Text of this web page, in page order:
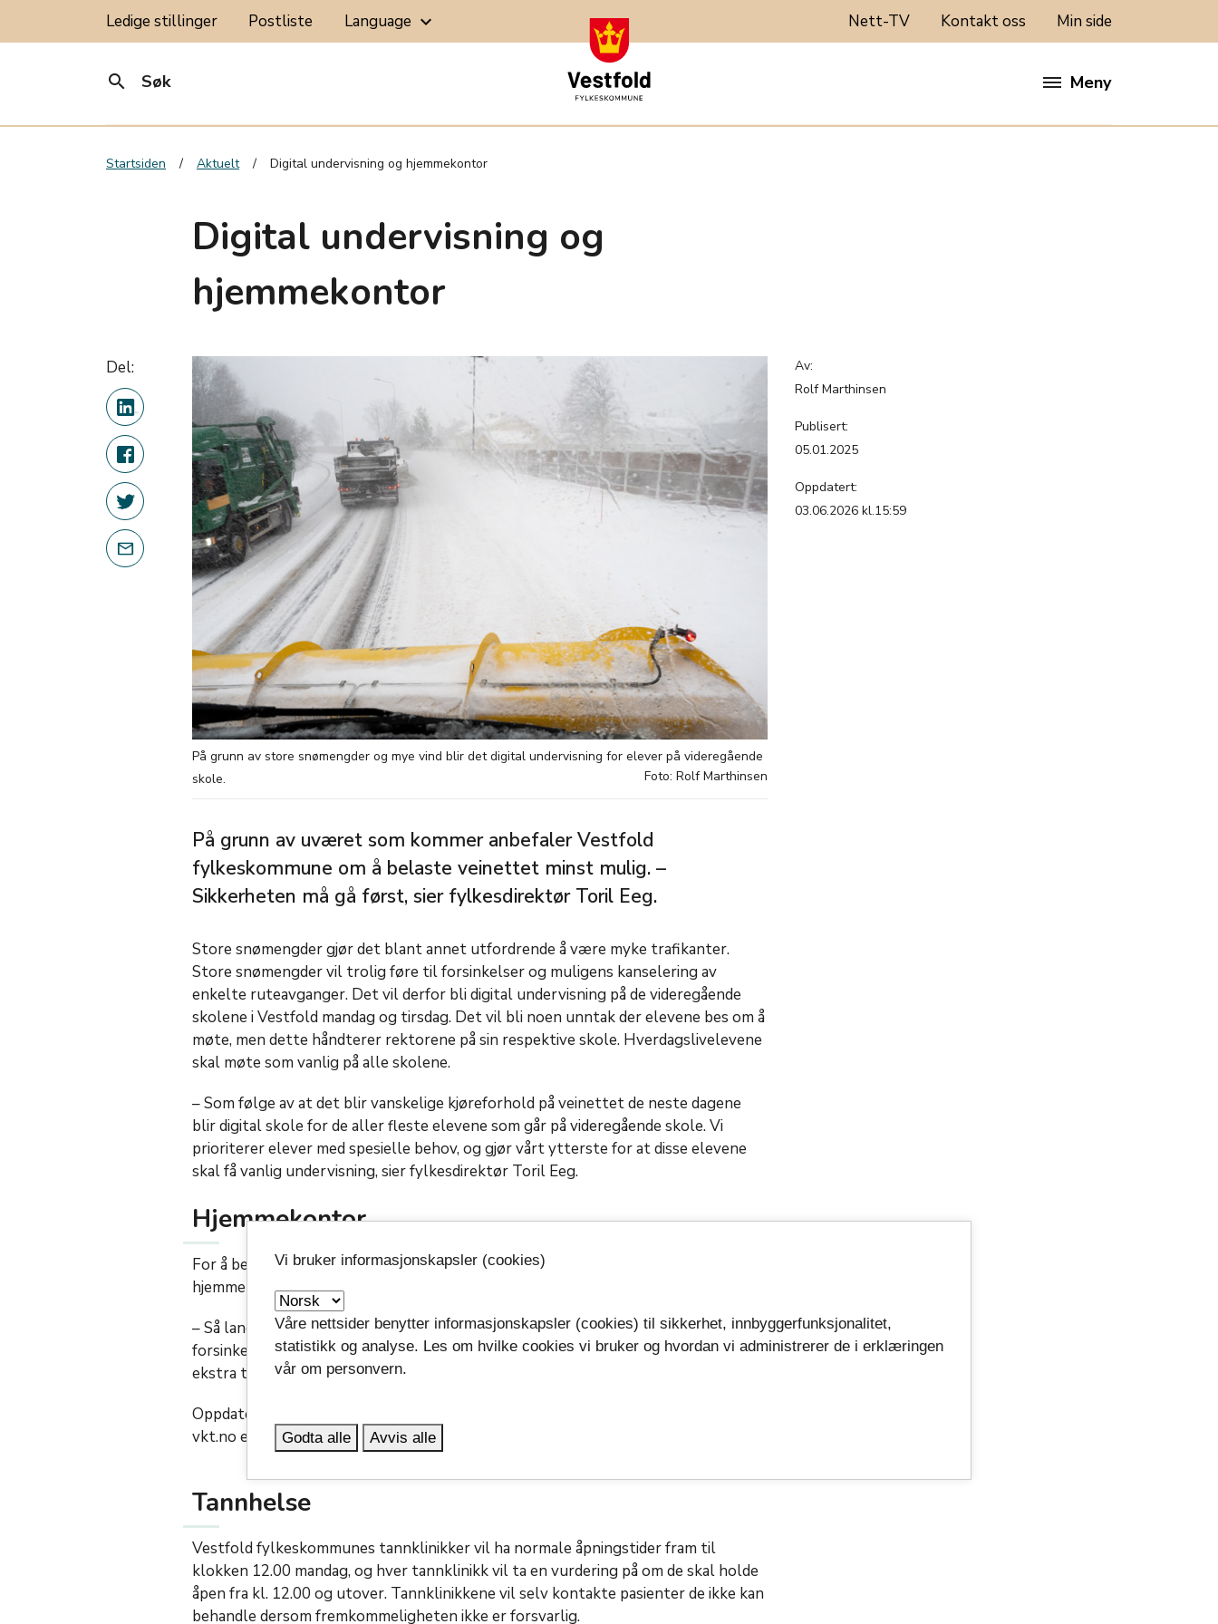
Ledige stillinger Postliste Language keyboard_arrow_down Nett-TV Kontakt oss Min side
search Søk Meny
Startsiden Aktuelt Digital undervisning og hjemmekontor
Digital undervisning og
hjemmekontor
Del:
På grunn av store snømengder og mye vind blir det digital undervisning for elever på videregående
skole.
Foto: Rolf Marthinsen
Av:
Rolf Marthinsen
Publisert:
05.01.2025
Oppdatert:
03.06.2026 kl.15:59
På grunn av uværet som kommer anbefaler Vestfold
fylkeskommune om å belaste veinettet minst mulig. –
Sikkerheten må gå først, sier fylkesdirektør Toril Eeg.
Store snømengder gjør det blant annet utfordrende å være myke trafikanter.
Store snømengder vil trolig føre til forsinkelser og muligens kanselering av
enkelte ruteavganger. Det vil derfor bli digital undervisning på de videregående
skolene i Vestfold mandag og tirsdag. Det vil bli noen unntak der elevene bes om å
møte, men dette håndterer rektorene på sin respektive skole. Hverdagslivelevene
skal møte som vanlig på alle skolene.
– Som følge av at det blir vanskelige kjøreforhold på veinettet de neste dagene
blir digital skole for de aller fleste elevene som går på videregående skole. Vi
prioriterer elever med spesielle behov, og gjør vårt ytterste for at disse elevene
skal få vanlig undervisning, sier fylkesdirektør Toril Eeg.
Hjemmekontor
For å belaste veinettet minst mulig anbefaler fylkesdirektøren også
hjemmekontor for de som har mulighet disse dagene.
– Så langt det er mulig, vil bussene kjøre som normalt. Det kan imidlertid oppstå
forsinkelser og innstillinger på kort varsel. Vi anbefaler alle reisende å beregne
ekstra tid og holde seg oppdatert, sier fylkesdirektøren.
Oppdatert informasjon finner du fortløpende på vkt.no, i reiseplanleggeren på
vkt.no eller i appen VKT Reise
Tannhelse
Vestfold fylkeskommunes tannklinikker vil ha normale åpningstider fram til
klokken 12.00 mandag, og hver tannklinikk vil ta en vurdering på om de skal holde
åpen fra kl. 12.00 og utover. Tannklinikkene vil selv kontakte pasienter de ikke kan
behandle dersom fremkommeligheten ikke er forsvarlig.
Vi bruker informasjonskapsler (cookies)
Våre nettsider benytter informasjonskapsler (cookies) til sikkerhet, innbyggerfunksjonalitet,
statistikk og analyse. Les om hvilke cookies vi bruker og hvordan vi administrerer de i erklæringen
vår om personvern.
Godta alle Avvis alle